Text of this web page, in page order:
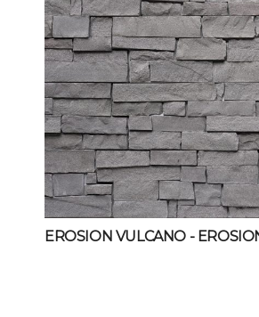
EROSION VULCANO -